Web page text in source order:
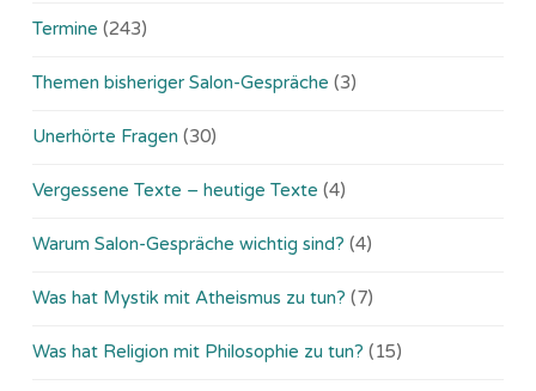
Termine (243)
Themen bisheriger Salon-Gespräche (3)
Unerhörte Fragen (30)
Vergessene Texte – heutige Texte (4)
Warum Salon-Gespräche wichtig sind? (4)
Was hat Mystik mit Atheismus zu tun? (7)
Was hat Religion mit Philosophie zu tun? (15)